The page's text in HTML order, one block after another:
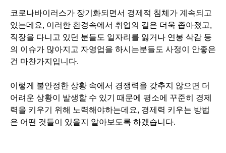
코로나바이러스가 장기화되면서 경제적 침체가 계속되고
있는데요, 이러한 환경속에서 취업의 길은 더욱 좁아졌고,
직장을 다니고 있던 분들도 일자리를 잃거나 연봉 삭감 등
의 이슈가 많아지고 자영업을 하시는분들도 사정이 안좋은
건 마찬가지입니다.
이렇게 불안정한 상황 속에서 경쟁력을 갖추지 않으면 더
어려운 상황이 발생할 수 있기 때문에 평소에 꾸준히 경제
력을 키우기 위해 노력해야하는데요, 경제력 키우는 방법
은 어떤 것들이 있을지 알아보도록 하겠습니다.